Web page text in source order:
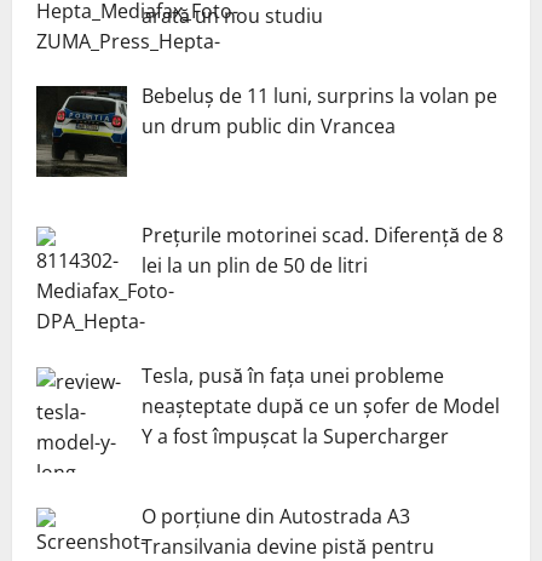
arată un nou studiu
Bebeluș de 11 luni, surprins la volan pe
un drum public din Vrancea
Prețurile motorinei scad. Diferență de 8
lei la un plin de 50 de litri
Tesla, pusă în fața unei probleme
neașteptate după ce un șofer de Model
Y a fost împușcat la Supercharger
O porțiune din Autostrada A3
Transilvania devine pistă pentru